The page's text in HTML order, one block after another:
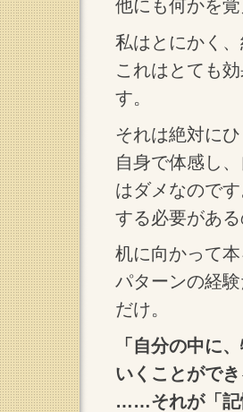
他にも何かを
私はとにかく
これはとても
す。
それは絶対に
自身で体感し
はダメなので
する必要があ
机に向かって
パターンの経
だけ。
「自分の中に
いくことがで
……それが「記